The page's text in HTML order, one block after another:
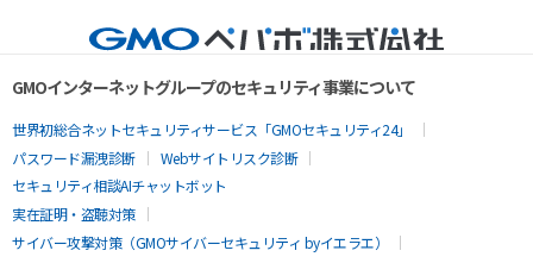
GMOインターネットグループのセキュリティ事業について
世界初総合ネットセキュリティサービス「GMOセキュリティ24」
パスワード漏洩診断
Webサイトリスク診断
セキュリティ相談AIチャットボット
実在証明・盗聴対策
サイバー攻撃対策（GMOサイバーセキュリティ byイエラエ）